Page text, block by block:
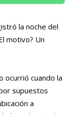
la noche del
motivo? Un
ocurrió cuando la
supuestos
a